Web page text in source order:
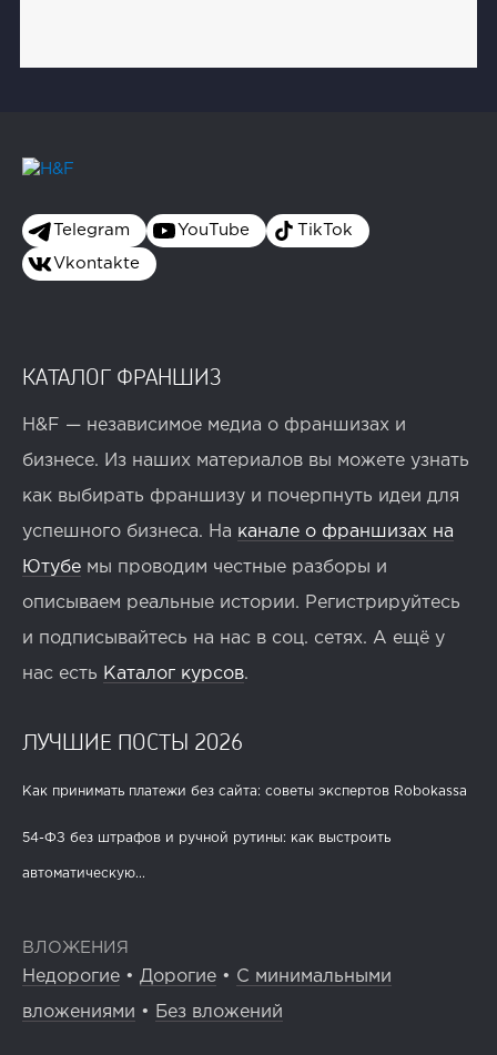
Telegram YouTube TikTok
Vkontakte
КАТАЛОГ ФРАНШИЗ
H&F — независимое медиа о франшизах и
бизнесе. Из наших материалов вы можете узнать
как выбирать франшизу и почерпнуть идеи для
успешного бизнеса. На канале о франшизах на
Ютубе мы проводим честные разборы и
описываем реальные истории. Регистрируйтесь
и подписывайтесь на нас в соц. сетях. А ещё у
нас есть Каталог курсов.
ЛУЧШИЕ ПОСТЫ 2026
Как принимать платежи без сайта: советы экспертов Robokassa
54-ФЗ без штрафов и ручной рутины: как выстроить
автоматическую...
ВЛОЖЕНИЯ
Недорогие • Дорогие • С минимальными
вложениями • Без вложений